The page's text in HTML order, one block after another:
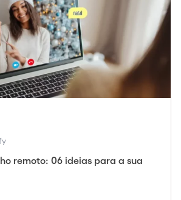
remoto: 06 ideias para a sua